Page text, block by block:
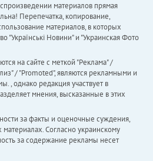
материалов прямая
Перепечатка, копирование,
материалов, в которых
"Українськi Новини" и "Украинская Фото
на сайте с меткой "Реклама" /
/ "Promoted", являются рекламными и
, однако редакция участвует в
мнения, высказанные в этих
за факты и оценочные суждения,
Согласно украинскому
за содержание рекламы несет